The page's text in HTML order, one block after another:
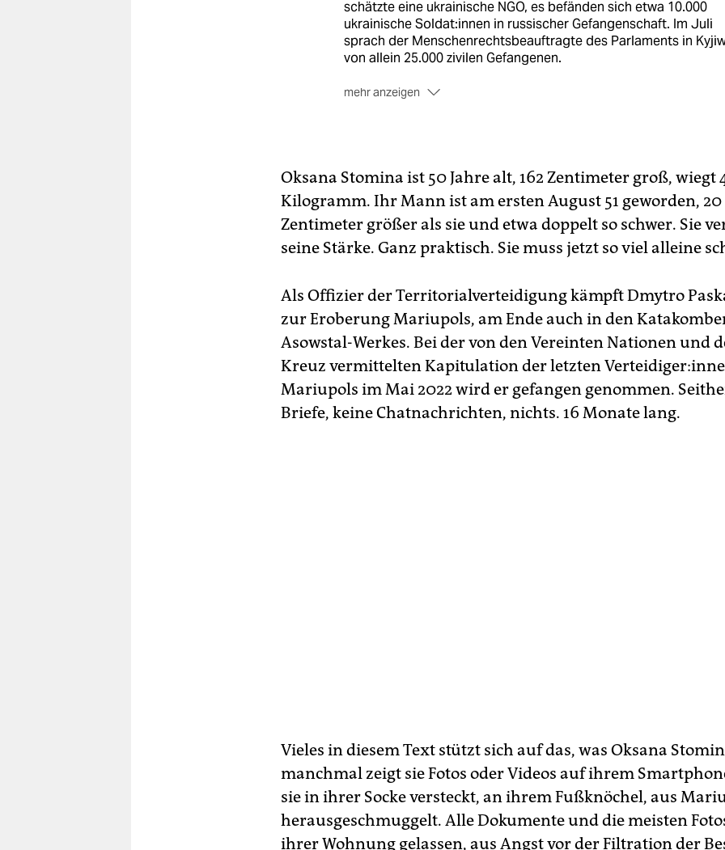
schätzte eine ukrainische NGO, es befänden sich etwa 10.000
ukrainische Sol­da­t:in­nen in russischer Gefangenschaft. Im Juli
sprach der Menschenrechtsbeauftragte des Parlaments in
von allein 25.000 zivilen Gefangenen.
mehr anzeigen
Soldat:innen, die von russischen Truppen inhaftiert wurden. Die
Organisation sammelt Informationen über Gefangene und
deren Angehörigen Beratungen zu rechtlichen und
verfahrenstechnischen Fragen an, auch psychologische Hilfen
Sozialleistungen. Der Stelle gehören unter anderem Vertreter
ukrainischen Militärgeheimdienstes und des
Militärgeheimdienstes, Kyrylo Budanow.
Keine offiziellen Zahlen
Auf taz-Anfrage teilte die Koordinierungsstelle mit: Die
der Ukraine würden keine offiziellen Zahlen zu Gefangenen
veröffentlichen. Der Grund: Russland habe „niemals die exakte
unserer Kriegsgefangenen bestätigt“ – und ohne eine solche
Bestätigung hätten ukrainische Sol­da­t:in­nen nicht den Status von
Oksana Stomina ist 50 Jahre alt, 162 Zentimeter groß, wiegt
Kilogramm. Ihr Mann ist am ersten August 51 geworden, 20
Zentimeter größer als sie und etwa doppelt so schwer. Sie
seine Stärke. Ganz praktisch. Sie muss jetzt so viel alleine
Als Offizier der Territorialverteidigung kämpft Dmytro
zur Eroberung Mariupols, am Ende auch in den
Asowstal-Werkes. Bei der von den Vereinten Nationen und
Kreuz vermittelten Kapitulation der letzten
Mariupols im Mai 2022 wird er gefangen genommen.
Briefe, keine Chatnachrichten, nichts. 16 Monate lang.
Vieles in diesem Text stützt sich auf das, was Oksana
manchmal zeigt sie Fotos oder Videos auf ihrem
sie in ihrer Socke versteckt, an ihrem Fußknöchel, aus
herausgeschmuggelt. Alle Dokumente und die meisten
ihrer Wohnung gelassen, aus Angst vor der Filtration der